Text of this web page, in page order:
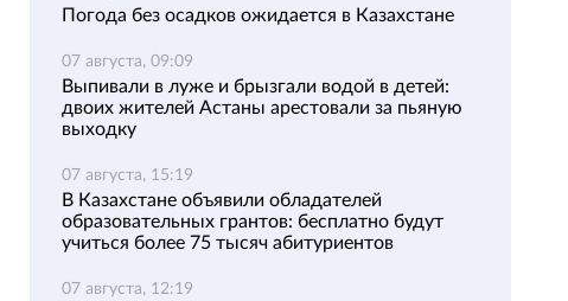
Погода без осадков ожидается в Казахстане
07 августа, 09:09
Выпивали в луже и брызгали водой в детей:
двоих жителей Астаны арестовали за пьяную
выходку
07 августа, 15:19
В Казахстане объявили обладателей
образовательных грантов: бесплатно будут
учиться более 75 тысяч абитуриентов
07 августа, 12:19